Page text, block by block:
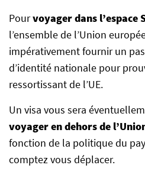
Pourvoyager dans l’espace
l’ensemble de l’Union
impérativementfournir un
d’identité nationale pour
ressortissant de l’UE.
Un visa vous sera
voyager en dehors de
fonction de la politique du
comptez vous déplacer.